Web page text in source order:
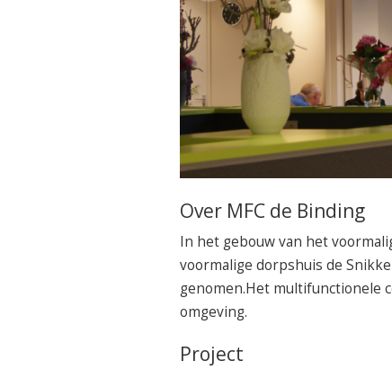
Over MFC de Binding
In het gebouw van het
voormalige dorpshuis de
genomen.Het multifunctionele
omgeving.
Project